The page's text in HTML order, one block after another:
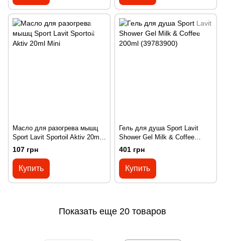
Масло для разогрева мышц
Sport Lavit Sportoil Aktiv 20ml
Mini
107 грн
Купить
Гель для душа Sport Lavit
Shower Gel Milk & Coffee
200ml (39783900)
401 грн
Купить
Показать еще 20 товаров